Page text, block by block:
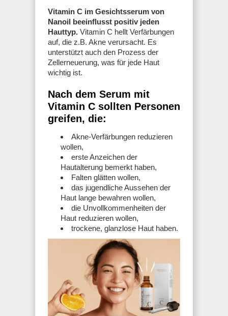
Vitamin C im Gesichtsserum von
Nanoil beeinflusst positiv jeden
Hauttyp. Vitamin C hellt Verfärbungen
auf, die z.B. Akne verursacht. Es
unterstützt auch den Prozess der
Zellerneuerung, was für jede Haut
wichtig ist.
Nach dem Serum mit
Vitamin C sollten Personen
greifen, die:
Akne-Verfärbungen reduzieren
wollen,
erste Anzeichen der
Hautalterung bemerkt haben,
Falten glätten wollen,
das jugendliche Aussehen der
Haut lange bewahren wollen,
die Unvollkommenheiten der
Haut reduzieren wollen,
trockene, glanzlose Haut haben.